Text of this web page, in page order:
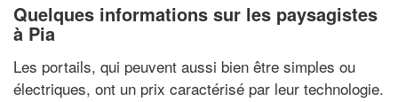
Quelques informations sur les paysagistes
à Pia
Les portails, qui peuvent aussi bien être simples ou
électriques, ont un prix caractérisé par leur technologie.